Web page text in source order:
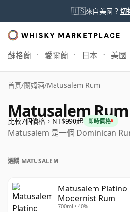
🇺🇸來自美國？切
蘇格蘭 愛爾蘭 日本 美國
首頁/蘭姆酒/Matusalem Rum
Matusalem Rum
比較7個價格，NT$990起 即時價格
Matusalem 是一個 Dominican
選購 MATUSALEM
Matusalem Platino
Modernist Rum
700ml • 40%